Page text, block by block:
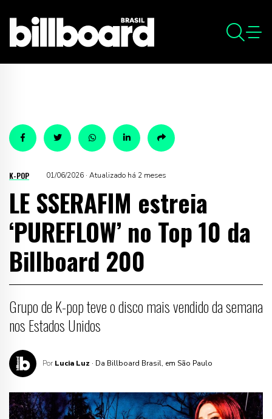
K-POP 01/06/2026 · Atualizado há 2 meses
LE SSERAFIM estreia
‘PUREFLOW’ no Top 10 da
Billboard 200
Grupo de K-pop teve o disco mais vendido da semana
nos Estados Unidos
Por Lucia Luz · Da Billboard Brasil, em São Paulo